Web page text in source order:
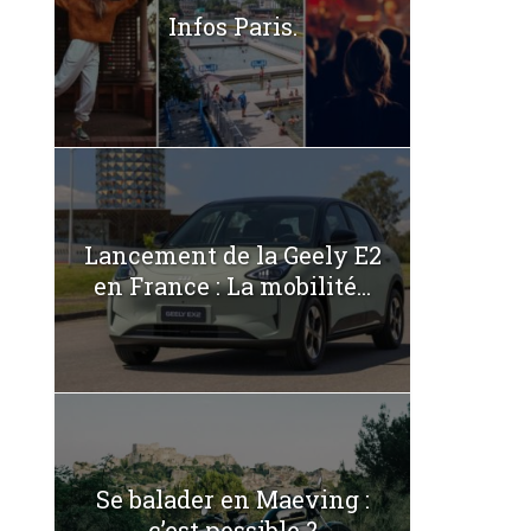
Infos Paris.
Lancement de la Geely E2
en France : La mobilité...
Se balader en Maeving :